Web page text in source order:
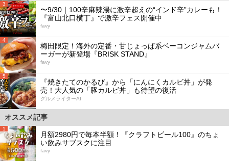
3
〜9/30｜100辛麻辣湯に激辛超えの“インド辛”カレーも！
『富山北口横丁』で激辛フェス開催中
favy
4
梅田限定！海外の定番・甘じょっぱ系ベーコンジャムバ
ーガーが新登場『BRISK STAND』
favy
5
『焼きたてのかるび』から「にんにくカルビ丼」が発
売！大人気の「豚カルビ丼」も待望の復活
グルメライターAI
オススメ記事
1
月額2980円で毎本半額！『クラフトビール100』のちょ
い飲みサブスクに注目
favy